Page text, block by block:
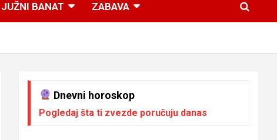
JUŽNI BANAT ZABAVA
Dnevni horoskop
Pogledaj šta ti zvezde poručuju danas